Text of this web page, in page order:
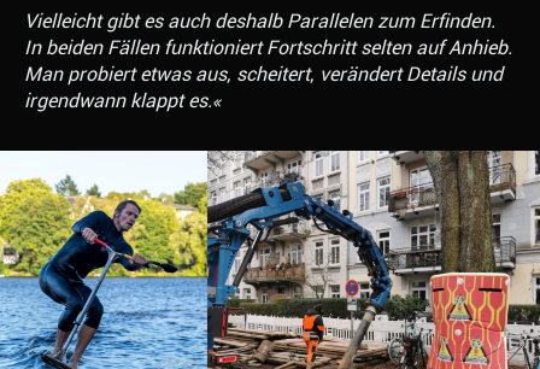
Vielleicht gibt es auch deshalb Parallelen zum Erfinden.
In beiden Fällen funktioniert Fortschritt selten auf Anhieb.
Man probiert etwas aus, scheitert, verändert Details und
irgendwann klappt es.«